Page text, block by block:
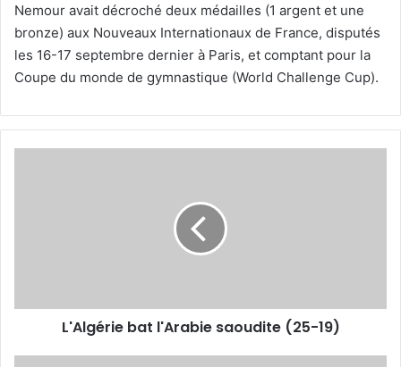
Nemour avait décroché deux médailles (1 argent et une
bronze) aux Nouveaux Internationaux de France, disputés
les 16-17 septembre dernier à Paris, et comptant pour la
Coupe du monde de gymnastique (World Challenge Cup).
L'Algérie bat l'Arabie saoudite (25-19)